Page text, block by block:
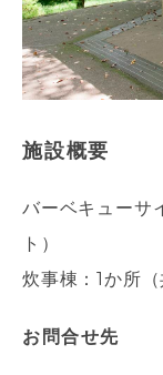
施設概要
バーベキューサ
ト）
炊事棟：1か所（
お問合せ先